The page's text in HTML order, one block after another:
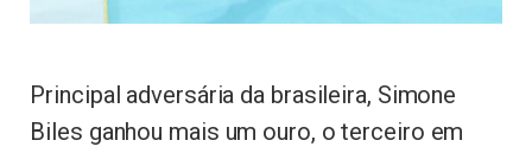
Principal adversária da brasileira, Simone
Biles ganhou mais um ouro, o terceiro em